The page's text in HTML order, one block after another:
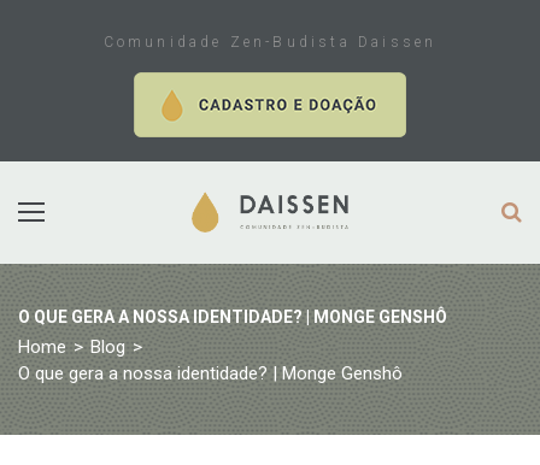
Comunidade Zen-Budista Daissen
O QUE GERA A NOSSA IDENTIDADE? | MONGE GENSHÔ
Home > Blog >
O que gera a nossa identidade? | Monge Genshô